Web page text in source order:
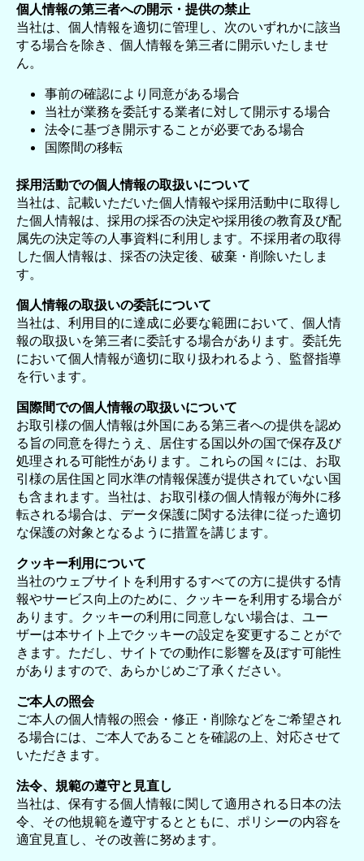
個人情報の第三者への開示・提供の禁止
当社は、個人情報を適切に管理し、次のいずれかに該当
する場合を除き、個人情報を第三者に開示いたしませ
ん。
事前の確認により同意がある場合
当社が業務を委託する業者に対して開示する場合
法令に基づき開示することが必要である場合
国際間の移転
採用活動での個人情報の取扱いについて
当社は、記載いただいた個人情報や採用活動中に取得し
た個人情報は、採用の採否の決定や採用後の教育及び配
属先の決定等の人事資料に利用します。不採用者の取得
した個人情報は、採否の決定後、破棄・削除いたしま
す。
個人情報の取扱いの委託について
当社は、利用目的に達成に必要な範囲において、個人情
報の取扱いを第三者に委託する場合があります。委託先
において個人情報が適切に取り扱われるよう、監督指導
を行います。
国際間での個人情報の取扱いについて
お取引様の個人情報は外国にある第三者への提供を認め
る旨の同意を得たうえ、居住する国以外の国で保存及び
処理される可能性があります。これらの国々には、お取
引様の居住国と同水準の情報保護が提供されていない国
も含まれます。当社は、お取引様の個人情報が海外に移
転される場合は、データ保護に関する法律に従った適切
な保護の対象となるように措置を講じます。
クッキー利用について
当社のウェブサイトを利用するすべての方に提供する情
報やサービス向上のために、クッキーを利用する場合が
あります。クッキーの利用に同意しない場合は、ユー
ザーは本サイト上でクッキーの設定を変更することがで
きます。ただし、サイトでの動作に影響を及ぼす可能性
がありますので、あらかじめご了承ください。
ご本人の照会
ご本人の個人情報の照会・修正・削除などをご希望され
る場合には、ご本人であることを確認の上、対応させて
いただきます。
法令、規範の遵守と見直し
当社は、保有する個人情報に関して適用される日本の法
令、その他規範を遵守するとともに、ポリシーの内容を
適宜見直し、その改善に努めます。